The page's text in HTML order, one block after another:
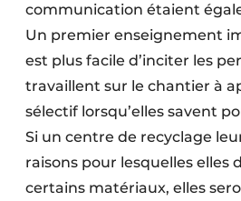
communication étaient
Un premier enseignement
est plus facile d’inciter les
travaillent sur le chantier à
sélectif lorsqu’elles savent
Si un centre de recyclage
raisons pour lesquelles elles
certains matériaux, elles